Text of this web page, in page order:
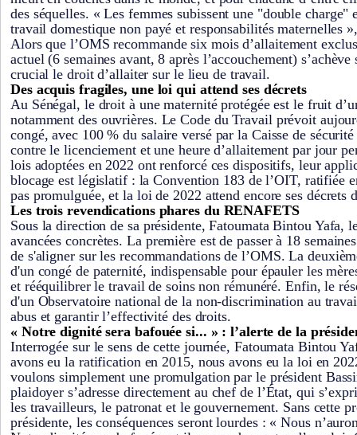
des séquelles. « Les femmes subissent une "double charge"
travail domestique non payé et responsabilités maternelles
Alors que l’OMS recommande six mois d’allaitement
actuel (6 semaines avant, 8 après l’accouchement)
crucial le droit d’allaiter sur le lieu de travail.
Des acquis fragiles, une loi qui attend ses décrets
Au Sénégal, le droit à une maternité protégée est le fruit
notamment des ouvrières. Le Code du Travail prévoit
congé, avec 100 % du salaire versé par la Caisse de
contre le licenciement et une heure d’allaitement par jour
lois adoptées en 2022 ont renforcé ces dispositifs, leur
blocage est législatif : la Convention 183 de l’OIT, ratifiée
pas promulguée, et la loi de 2022 attend encore ses décrets
Les trois revendications phares du RENAFETS
Sous la direction de sa présidente, Fatoumata Bintou Yafa,
avancées concrètes. La première est de passer à 18
de s'aligner sur les recommandations de l’OMS. La
d'un congé de paternité, indispensable pour épauler les
et rééquilibrer le travail de soins non rémunéré. Enfin, le
d'un Observatoire national de la non-discrimination au
abus et garantir l’effectivité des droits.
« Notre dignité sera bafouée si... » : l’alerte de la
Interrogée sur le sens de cette journée, Fatoumata Bintou
avons eu la ratification en 2015, nous avons eu la loi en
voulons simplement une promulgation par le président
plaidoyer s’adresse directement au chef de l’État, qui
les travailleurs, le patronat et le gouvernement. Sans cette
présidente, les conséquences seront lourdes : « Nous